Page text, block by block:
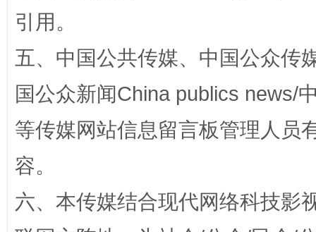
如何以同查同治破解风腐交织难题 养老服
引用。
五、中国公共传媒、中国公众传
国公众新闻China publics news/
等传媒网站信息留言板管理人员
容。
六、本传媒结合现代网络科技影